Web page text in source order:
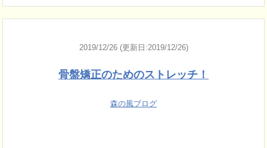
2019/12/26 (更新日:2019/12/26)
骨盤矯正のためのストレッチ！
森の風ブログ